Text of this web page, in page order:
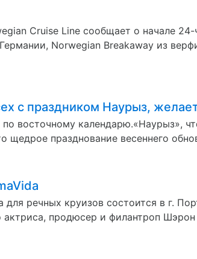
Cruise Line сообщает о начале
Norwegian Breakaway из
с праздником Наурыз,
восточному календарю.«Наурыз»,
щедрое празднование весеннего
речных круизов состоится в г.
продюсер и филантроп Шэрон